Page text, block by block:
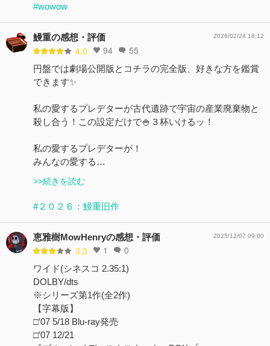
#wowow
鰻重の感想・評価
4.0 94 55
2026/02/24 18:12
円盤では劇場公開版とコチラの完全版、好きな方を鑑賞
できます✨
私の愛するプレデターが古代遺跡で宇宙の産業廃棄物と
殺し合う！この設定だけで🍚３杯いけるッ！
私の愛するプレデターが！
みんなの愛する…
>>続きを読む
#２０２６：鰻重旧作
恵雅樹MowHenryの感想・評価
3.3 1 0
2025/12/07 09:00
ワイド(シネスコ 2.35:1)
DOLBY/dts
※シリーズ第1作(全2作)
【字幕版】
□′07 5/18 Blu-ray発売
□′07 12/21